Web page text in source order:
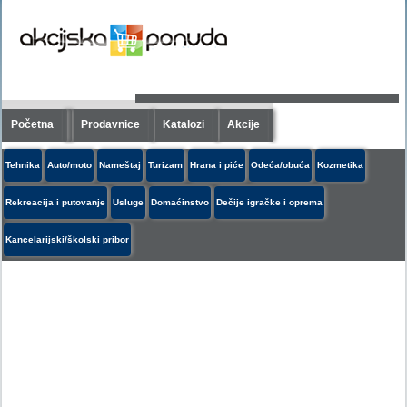
Početna Prodavnice Katalozi Akcije
Tehnika Auto/moto Nameštaj Turizam Hrana i piće Odeća/obuća Kozmetika
Rekreacija i putovanje Usluge Domaćinstvo Dečije igračke i oprema
Kancelarijski/školski pribor